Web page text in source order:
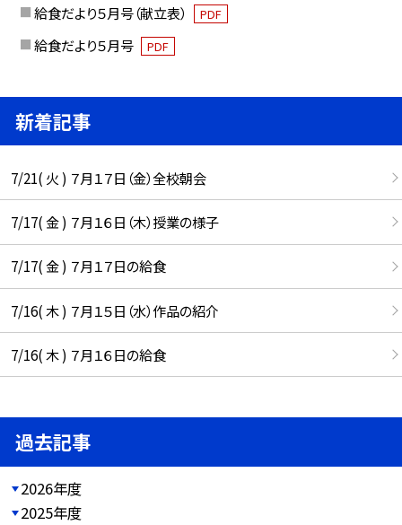
給食だより５月号（献立表） PDF
給食だより５月号 PDF
新着記事
7/21( 火 ) ７月１７日（金）全校朝会
7/17( 金 ) ７月１６日（木）授業の様子
7/17( 金 ) ７月１７日の給食
7/16( 木 ) ７月１５日（水）作品の紹介
7/16( 木 ) ７月１６日の給食
過去記事
2026年度
2025年度